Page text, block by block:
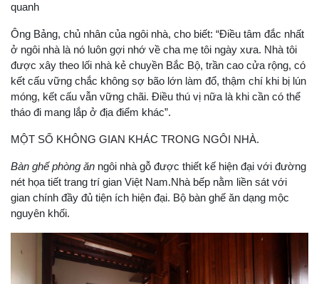
quanh
Ông Bảng, chủ nhân của ngôi nhà, cho biết: “Điều tâm đắc nhất
ở ngôi nhà là nó luôn gợi nhớ về cha mẹ tôi ngày xưa. Nhà tôi
được xây theo lối nhà kẻ chuyền Bắc Bộ, trần cao cửa rộng, có
kết cấu vững chắc không sợ bão lớn làm đổ, thậm chí khi bị lún
móng, kết cấu vẫn vững chãi. Điều thú vị nữa là khi cần có thể
tháo đi mang lắp ở địa điểm khác”.
MỘT SỐ KHÔNG GIAN KHÁC TRONG NGÔI NHÀ.
Bàn ghế phòng ăn ngôi nhà gỗ được thiết kế hiện đại với đường
nét họa tiết trang trí gian Việt Nam.Nhà bếp nằm liền sát với
gian chính đầy đủ tiện ích hiện đại. Bộ bàn ghế ăn dạng mộc
nguyên khối.